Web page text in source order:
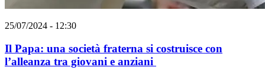
25/07/2024 - 12:30
Il Papa: una società fraterna si costruisce con
l’alleanza tra giovani e anziani